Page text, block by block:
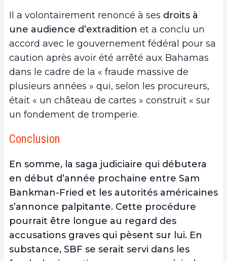
Il a volontairement renoncé à ses droits à
une audience d’extradition et a conclu un
accord avec le gouvernement fédéral pour sa
caution après avoir été arrêté aux Bahamas
dans le cadre de la « fraude massive de
plusieurs années » qui, selon les procureurs,
était « un château de cartes » construit « sur
un fondement de tromperie.
Conclusion
En somme, la saga judiciaire qui débutera
en début d’année prochaine entre Sam
Bankman-Fried et les autorités américaines
s’annonce palpitante. Cette procédure
pourrait être longue au regard des
accusations graves qui pèsent sur lui. En
substance, SBF se serait servi dans les